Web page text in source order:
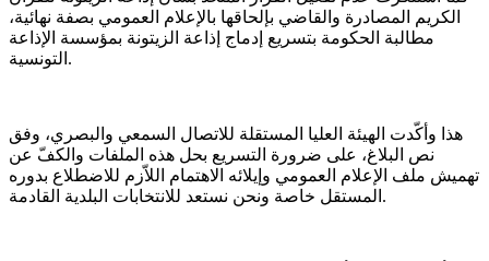
الكريم المصادرة والقاضي بإلحاقها بالإعلام العمومي بصفة نهائية،
مطالبة الحكومة بتسريع إدماج إذاعة الزيتونة بمؤسسة الإذاعة
التونسية.
هذا وأكّدت الهيئة العليا المستقلة للاتصال السمعي والبصري، وفق
نص البلاغ، على ضرورة التسريع بحل هذه الملفات والكفّ عن
تهميش ملف الإعلام العمومي وإيلائه الاهتمام اللاّزم للاضطلاع بدوره
المستقل خاصة ونحن نستعد للانتخابات البلدية القادمة.